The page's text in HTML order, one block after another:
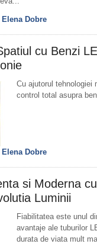
Elena Dobre
cu Benzi
Cu ajutorul tehnologiei
control total asupra
Elena Dobre
si Moderna
Luminii
Fiabilitatea este unul
avantaje ale tuburilor
durata de viata mult